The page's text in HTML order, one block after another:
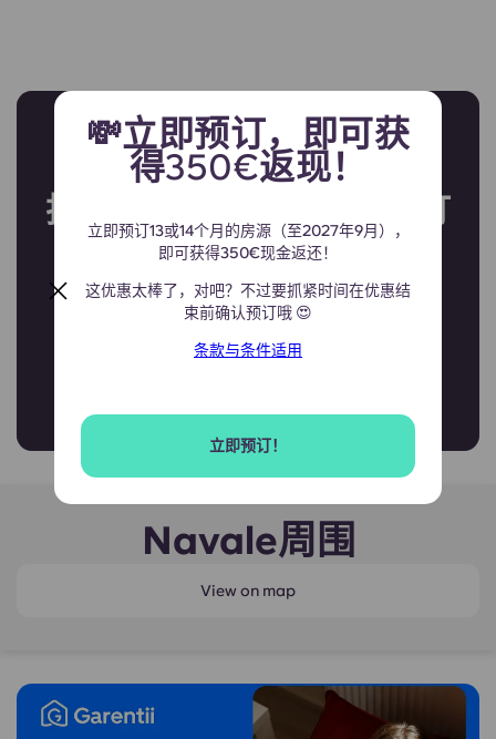
💸立即预订，即可获
得350€返现！
立即预订13或14个月的房源（至2027年9月），
即可获得350€现金返还！
这优惠太棒了，对吧？不过要抓紧时间在优惠结
束前确认预订哦 😍
条款与条件适用
立即预订！
加入我们的邮件列表
找不到您心仪的房型或预订
日期吗？
的席位！
Navale周围
View on map